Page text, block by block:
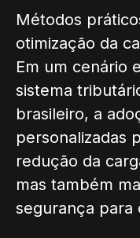
Métodos
otimização da
Em um cenário
sistema
brasileiro, a
personalizadas
redução da
mas também
segurança para